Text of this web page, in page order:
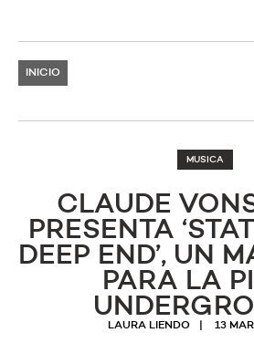
INICIO
MUSICA
CLAUDE
PRESENTA
DEEP END’, UN
PARA LA
LAURA LIENDO 13